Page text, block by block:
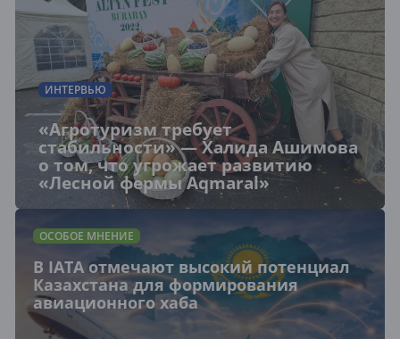
ИНТЕРВЬЮ
«Агротуризм требует
стабильности» — Халида Ашимова
о том, что угрожает развитию
«Лесной фермы Aqmaral»
ОСОБОЕ МНЕНИЕ
В IATA отмечают высокий потенциал
Казахстана для формирования
авиационного хаба